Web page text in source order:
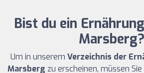
Bist du ein
Marsberg?
Um in unserem Verzeichnis der
Marsberg zu erscheinen, müssen